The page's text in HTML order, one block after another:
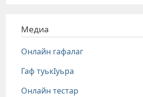
Медиа
Онлайн гафалаг
Гаф туькIуьра
Онлайн тестар